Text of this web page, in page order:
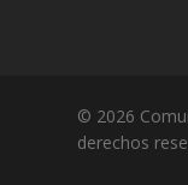
© 2026
derechos